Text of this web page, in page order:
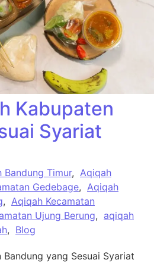
Kabupaten
Syariat
Bandung Timur, Aqiqah
Gedebage, Aqiqah
, Aqiqah Kecamatan
Ujung Berung, aqiqah
, Blog
yang Sesuai Syariat